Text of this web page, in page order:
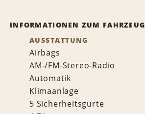
INFORMATIONEN ZUM FAHRZEUG
AUSSTATTUNG
Airbags
AM-/FM-Stereo-Radio
Automatik
Klimaanlage
5 Sicherheitsgurte